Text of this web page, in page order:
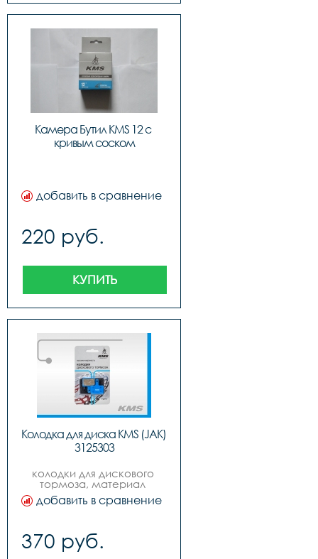
Камера Бутил KMS 12 с
кривым соском
добавить в сравнение
220 руб.
КУПИТЬ
Колодка для диска KMS (JAK)
3125303
колодки для дискового
тормоза, материал
органика, цвет голубой,
логотип quotkmsquot на
бренд quotkmsquot вид №3
deore m515, m516,m515-
добавить в сравнение
370 руб.